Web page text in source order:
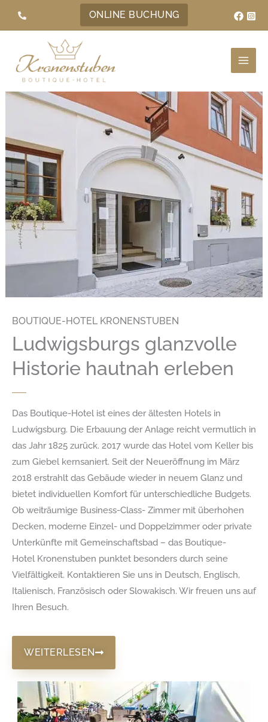
ONLINE BUCHUNG
BOUTIQUE-HOTEL KRONENSTUBEN
Ludwigsburgs glanzvolle
Historie hautnah erleben
Das Boutique-Hotel ist eines der ältesten Hotels in
Ludwigsburg. Die Erbauung der Anlage reicht vermutlich in
das Jahr 1825 zurück. 2017 wurde das Hotel vom Keller bis
zum Giebel kernsaniert. Seit der Neueröffnung im März
2018 erstrahlt das Gebäude wieder in neuem Glanz und
bietet individuellen Komfort für unterschiedliche Budgets.
Ob weiträumige Business-Class- Zimmer mit überhohen
Decken, moderne Einzel- und Doppelzimmer oder private
Unterkünfte mit Gemeinschaftsbad – das Boutique-
Hotel Kronenstuben punktet besonders durch seine
Vielfältigkeit. Kontaktieren Sie uns in Deutsch, Englisch,
Italienisch, Französisch oder Slowakisch. Wir freuen uns auf
Ihren Besuch.
WEITERLESEN